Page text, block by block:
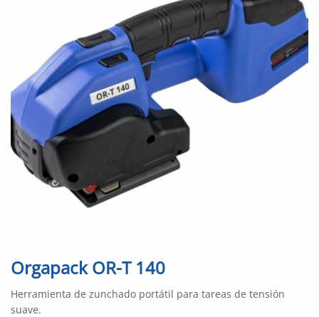
Orgapack OR-T 140
Herramienta de zunchado portátil para tareas de tensión
suave.